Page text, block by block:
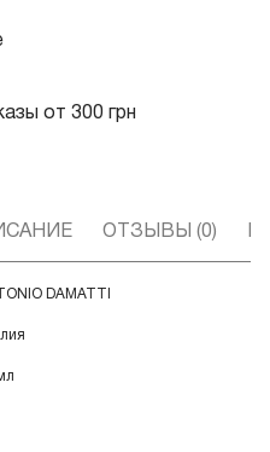
от 300 грн
ОТЗЫВЫ (0)
DAMATTI